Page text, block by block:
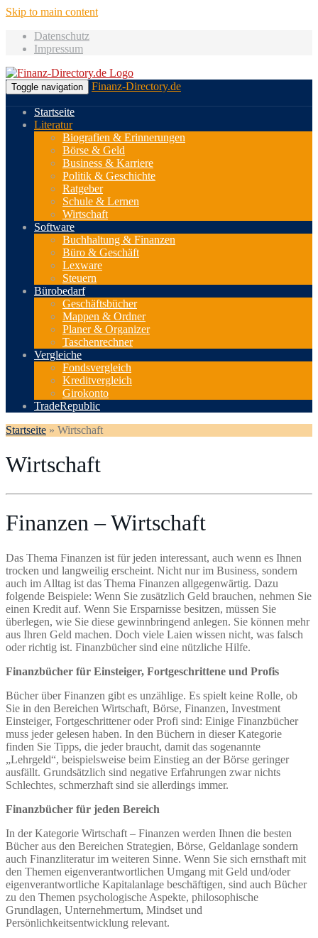
Skip to main content
Datenschutz
Impressum
Toggle navigation Finanz-Directory.de
Startseite
Literatur
Biografien & Erinnerungen
Börse & Geld
Business & Karriere
Politik & Geschichte
Ratgeber
Schule & Lernen
Wirtschaft
Software
Buchhaltung & Finanzen
Büro & Geschäft
Lexware
Steuern
Bürobedarf
Geschäftsbücher
Mappen & Ordner
Planer & Organizer
Taschenrechner
Vergleiche
Fondsvergleich
Kreditvergleich
Girokonto
TradeRepublic
Startseite » Wirtschaft
Wirtschaft
Finanzen – Wirtschaft
Das Thema Finanzen ist für jeden interessant, auch wenn es Ihnen
trocken und langweilig erscheint. Nicht nur im Business, sondern
auch im Alltag ist das Thema Finanzen allgegenwärtig. Dazu
folgende Beispiele: Wenn Sie zusätzlich Geld brauchen, nehmen Sie
einen Kredit auf. Wenn Sie Ersparnisse besitzen, müssen Sie
überlegen, wie Sie diese gewinnbringend anlegen. Sie können mehr
aus Ihren Geld machen. Doch viele Laien wissen nicht, was falsch
oder richtig ist. Finanzbücher sind eine nützliche Hilfe.
Finanzbücher für Einsteiger, Fortgeschrittene und Profis
Bücher über Finanzen gibt es unzählige. Es spielt keine Rolle, ob
Sie in den Bereichen Wirtschaft, Börse, Finanzen, Investment
Einsteiger, Fortgeschrittener oder Profi sind: Einige Finanzbücher
muss jeder gelesen haben. In den Büchern in dieser Kategorie
finden Sie Tipps, die jeder braucht, damit das sogenannte
„Lehrgeld“, beispielsweise beim Einstieg an der Börse geringer
ausfällt. Grundsätzlich sind negative Erfahrungen zwar nichts
Schlechtes, schmerzhaft sind sie allerdings immer.
Finanzbücher für jeden Bereich
In der Kategorie Wirtschaft – Finanzen werden Ihnen die besten
Bücher aus den Bereichen Strategien, Börse, Geldanlage sondern
auch Finanzliteratur im weiteren Sinne. Wenn Sie sich ernsthaft mit
den Themen eigenverantwortlichen Umgang mit Geld und/oder
eigenverantwortliche Kapitalanlage beschäftigen, sind auch Bücher
zu den Themen psychologische Aspekte, philosophische
Grundlagen, Unternehmertum, Mindset und
Persönlichkeitsentwicklung relevant.